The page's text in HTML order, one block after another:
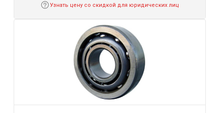
Узнать цену со скидкой для юридических лиц